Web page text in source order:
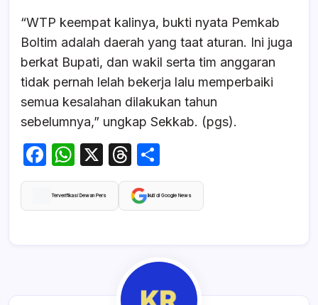
“WTP keempat kalinya, bukti nyata Pemkab
Boltim adalah daerah yang taat aturan. Ini juga
berkat Bupati, dan wakil serta tim anggaran
tidak pernah lelah bekerja lalu memperbaiki
semua kesalahan dilakukan tahun
sebelumnya,” ungkap Sekkab. (pgs).
F
a
c
W
h
at
X
T
hr
e
s
h
ar
Terverifikasi Dewan Pers Ikuti di Google News